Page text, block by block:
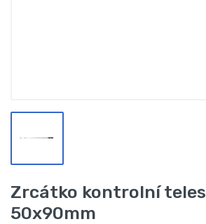
Zrcátko kontrolní
50x90mm